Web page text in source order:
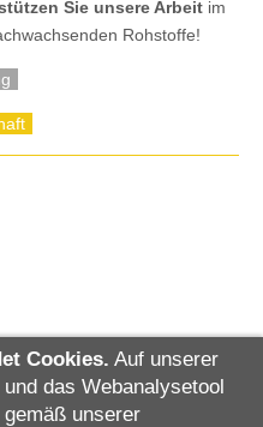
Sie unsere Arbeit im
Rohstoffe!
e.V.
Cookies. Auf unserer
das Webanalysetool
unserer